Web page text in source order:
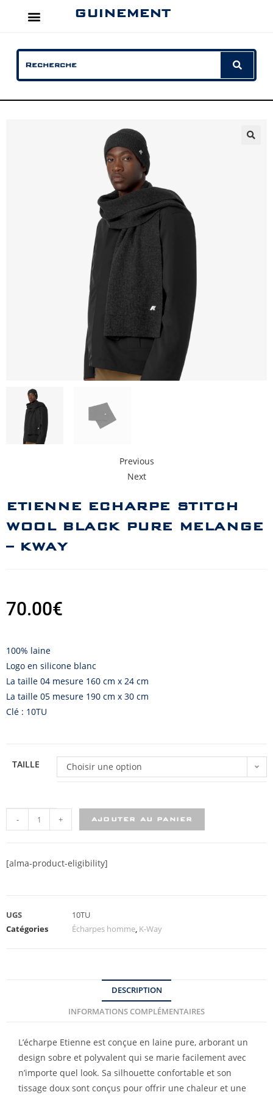
GUINEMENT
Previous
Next
ETIENNE ECHARPE STITCH
WOOL BLACK PURE MELANGE
– KWAY
70.00€
100% laine
Logo en silicone blanc
La taille 04 mesure 160 cm x 24 cm
La taille 05 mesure 190 cm x 30 cm
Clé : 10TU
TAILLE Choisir une option
- + AJOUTER AU PANIER
[alma-product-eligibility]
UGS
10TU
Catégories
Écharpes homme, K-Way
DESCRIPTION
INFORMATIONS COMPLÉMENTAIRES
L’écharpe Etienne est conçue en laine pure, arborant un
design sobre et polyvalent qui se marie facilement avec
n’importe quel look. Sa silhouette confortable et son
tissage doux sont conçus pour offrir une chaleur et une